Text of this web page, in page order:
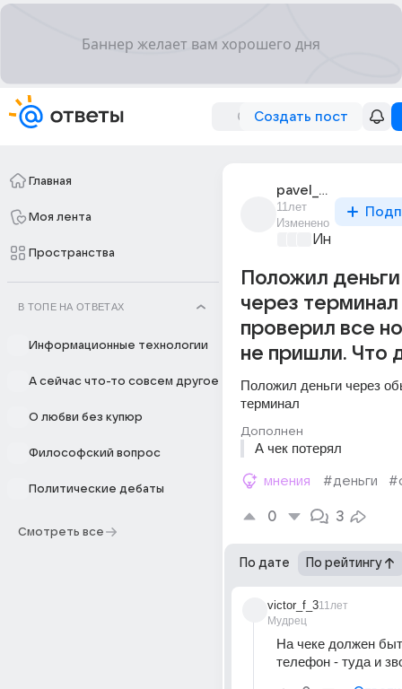
Создать пост
Главная
Моя лента
Пространства
В ТОПЕ НА ОТВЕТАХ
Информационные технологии
А сейчас что-то совсем другое
О любви без купюр
Философский вопрос
Политические дебаты
Смотреть все
pavel_prokhiro
11лет
Изменено
Положил
через терминал
проверил все
не пришли. Что
Положил деньги через
терминал
Дополнен
А чек потерял
мнения #деньги
0 3
По дате По рейтингу
victor_f_3
Мудрец
11лет
На чеке должен
телефон - туда и